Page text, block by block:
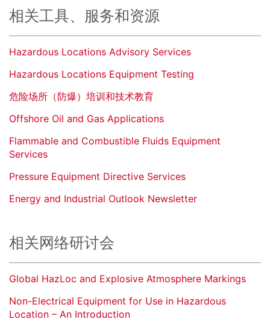
相关工具、服务和资源
Hazardous Locations Advisory Services
Hazardous Locations Equipment Testing
危险场所（防爆）培训和技术教育
Offshore Oil and Gas Applications
Flammable and Combustible Fluids Equipment
Services
Pressure Equipment Directive Services
Energy and Industrial Outlook Newsletter
相关网络研讨会
Global HazLoc and Explosive Atmosphere Markings
Non-Electrical Equipment for Use in Hazardous
Location – An Introduction